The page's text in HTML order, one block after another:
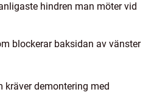
hindren man möter vid
blockerar baksidan av vänster
kräver demontering med